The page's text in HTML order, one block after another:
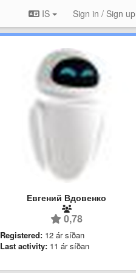
IS Sign in / Sign up
Евгений Вдовенко
0,78
Registered: 12 ár síðan
Last activity: 11 ár síðan